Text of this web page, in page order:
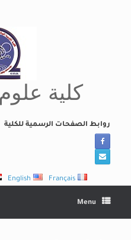
كلية
روابط الصفحات الرسمية للكلية
English Français
Menu